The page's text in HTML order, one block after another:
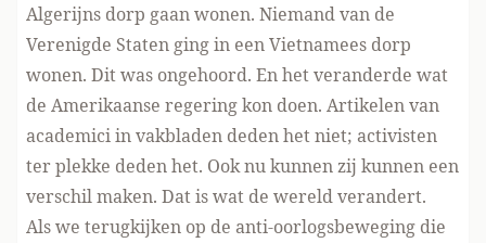
Algerijns dorp gaan wonen. Niemand van de
Verenigde Staten ging in een Vietnamees dorp
wonen. Dit was ongehoord. En het veranderde wat
de Amerikaanse regering kon doen. Artikelen van
academici in vakbladen deden het niet; activisten
ter plekke deden het. Ook nu kunnen zij kunnen een
verschil maken. Dat is wat de wereld verandert.
Als we terugkijken op de anti-oorlogsbeweging die